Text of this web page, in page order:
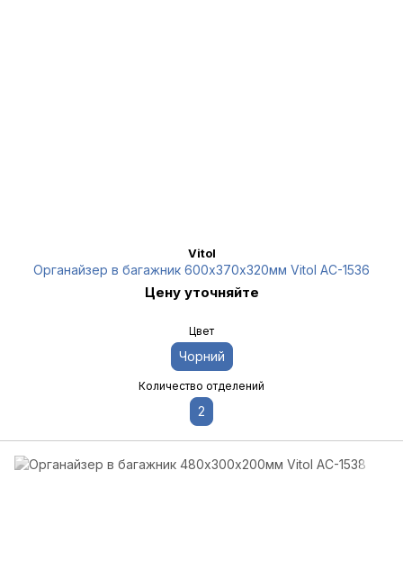
Vitol
Органайзер в багажник 600х370х320мм Vitol AC-1536
Цену уточняйте
Цвет
Чорний
Количество отделений
2